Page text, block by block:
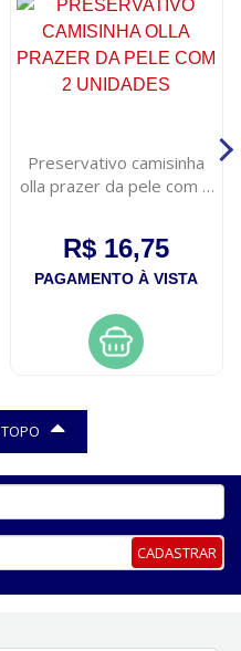
Preservativo camisinha
olla prazer da pele com 2
R$ 16,75
PAGAMENTO À VISTA
CADASTRAR